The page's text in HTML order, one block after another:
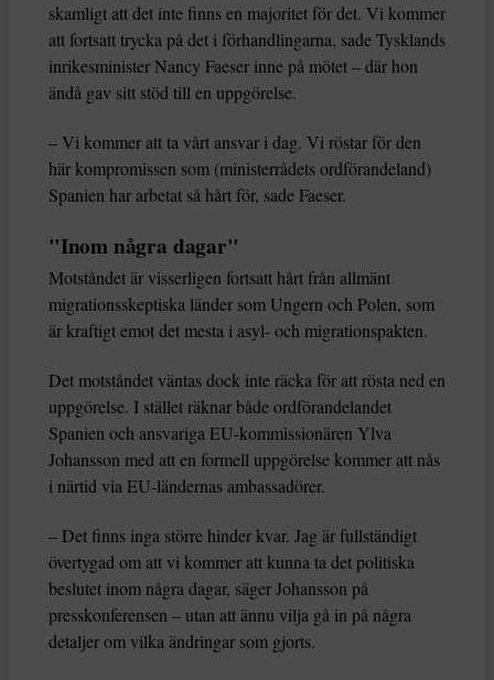
skamligt att det inte finns en majoritet för det. Vi kommer
att fortsatt trycka på det i förhandlingarna, sade Tysklands
inrikesminister Nancy Faeser inne på mötet – där hon
ändå gav sitt stöd till en uppgörelse.
– Vi kommer att ta vårt ansvar i dag. Vi röstar för den
här kompromissen som (ministerrådets ordförandeland)
Spanien har arbetat så hårt för, sade Faeser.
"Inom några dagar"
Motståndet är visserligen fortsatt hårt från allmänt
migrationsskeptiska länder som Ungern och Polen, som
är kraftigt emot det mesta i asyl- och migrationspakten.
Det motståndet väntas dock inte räcka för att rösta ned en
uppgörelse. I stället räknar både ordförandelandet
Spanien och ansvariga EU-kommissionären Ylva
Johansson med att en formell uppgörelse kommer att nås
i närtid via EU-ländernas ambassadörer.
– Det finns inga större hinder kvar. Jag är fullständigt
övertygad om att vi kommer att kunna ta det politiska
beslutet inom några dagar, säger Johansson på
presskonferensen – utan att ännu vilja gå in på några
detaljer om vilka ändringar som gjorts.